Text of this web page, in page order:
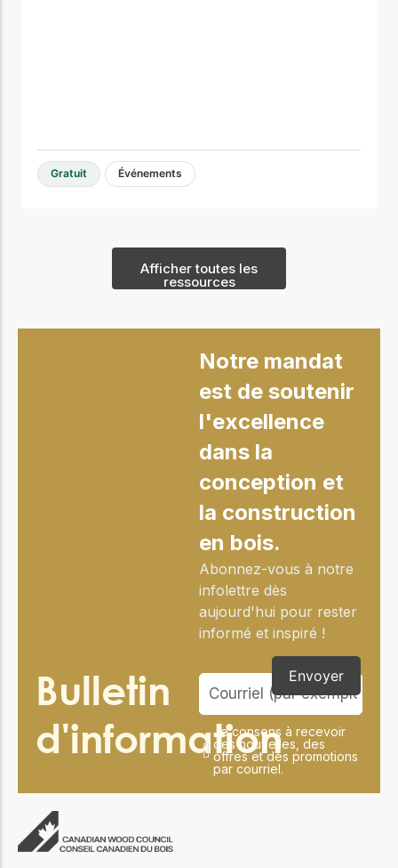
Gratuit Événements
Afficher toutes les
ressources
Bulletin
d'information
Notre mandat
est de soutenir
l'excellence
dans la
conception et
la construction
en bois.
Abonnez-vous à notre
infolettre dès
aujourd'hui pour rester
informé et inspiré !
Je consens à recevoir
des nouvelles, des
offres et des promotions
par courriel.
Envoyer